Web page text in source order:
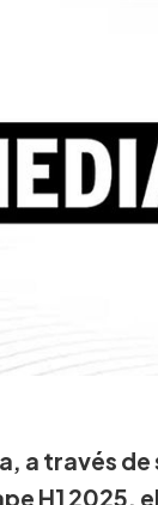
a través
H1 2025,